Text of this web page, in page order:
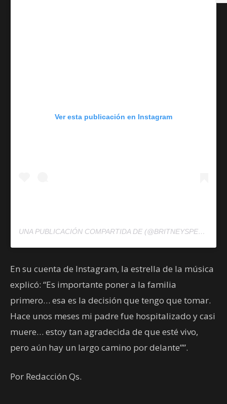
Ver esta publicación en Instagram
UNA PUBLICACIÓN COMPARTIDA DE (@BRITNEYSPEARS) EL
En su cuenta de Instagram, la estrella de la música
explicó: “Es importante poner a la familia
primero… esa es la decisión que tengo que tomar.
Hace unos meses mi padre fue hospitalizado y casi
muere… estoy tan agradecida de que esté vivo,
pero aún hay un largo camino por delante””.
Por Redacción Qs.